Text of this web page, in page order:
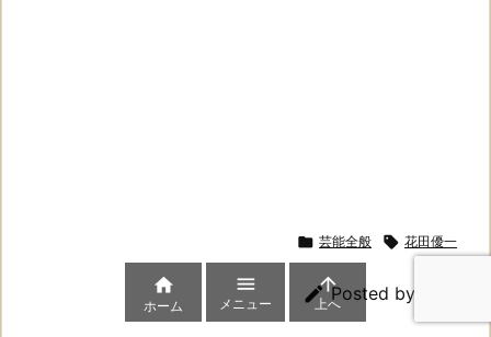
 芸能全般  花田優一
 Posted by

ホーム

メニュー

上へ